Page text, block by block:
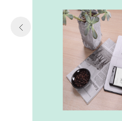
置開發。模組在保持
延伸了可用物距範圍
面更遠的位置仍精確
內建的高幀率SoC，
的連續與準確。 透過4000A模組能有
效縮短客戶開發週期
裝置中仍維持高精度
品能夠以最自然的方
位內容緊密連結。